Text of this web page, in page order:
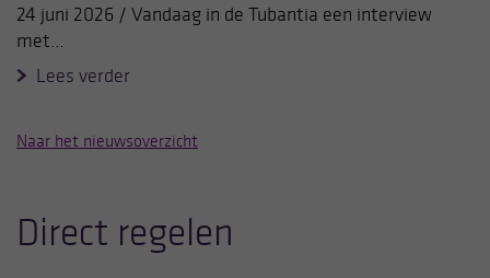
24 juni 2026 / Vandaag in de Tubantia een interview
met…
Lees verder
Naar het nieuwsoverzicht
Direct regelen